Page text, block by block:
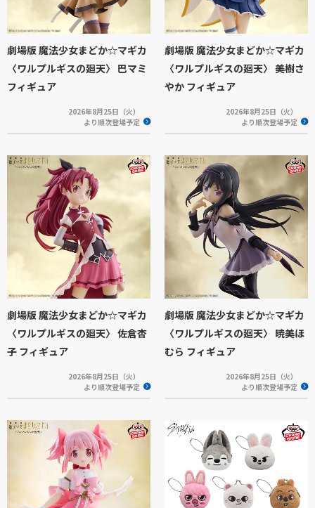
劇場版 魔法少女まどか☆マギカ
〈ワルプルギスの廻天〉 巴マミ
フィギュア
2026年8月25日（火）
より順次登場予定
劇場版 魔法少女まどか☆マギカ
〈ワルプルギスの廻天〉 美樹さ
やか フィギュア
2026年8月25日（火）
より順次登場予定
劇場版 魔法少女まどか☆マギカ
〈ワルプルギスの廻天〉 佐倉杏
子 フィギュア
2026年8月25日（火）
より順次登場予定
劇場版 魔法少女まどか☆マギカ
〈ワルプルギスの廻天〉 暁美ほ
むら フィギュア
2026年8月25日（火）
より順次登場予定